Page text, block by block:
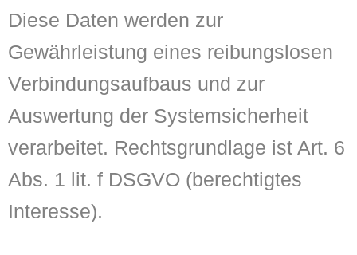
Diese Daten werden zur
Gewährleistung eines reibungslosen
Verbindungsaufbaus und zur
Auswertung der Systemsicherheit
verarbeitet. Rechtsgrundlage ist Art. 6
Abs. 1 lit. f DSGVO (berechtigtes
Interesse).